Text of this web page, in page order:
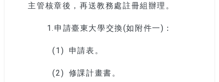
主管核章後，再送教務處註冊組辦理。
1.申請臺東大學交換(如附件一)：
(1) 申請表。
(2) 修課計畫書。